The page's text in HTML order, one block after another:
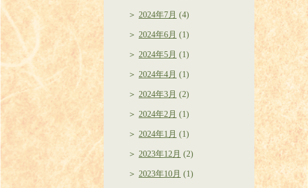
2024年7月 (4)
2024年6月 (1)
2024年5月 (1)
2024年4月 (1)
2024年3月 (2)
2024年2月 (1)
2024年1月 (1)
2023年12月 (2)
2023年10月 (1)